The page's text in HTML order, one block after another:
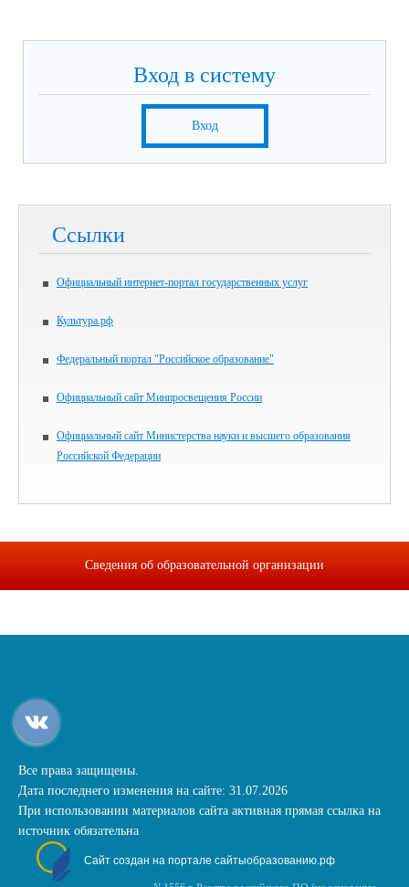
Вход в систему
Вход
Ссылки
Официальный интернет-портал государственных услуг
Культура.рф
Федеральный портал "Российское образование"
Официальный сайт Минпросвещения России
Официальный сайт Министерства науки и высшего образования
Российской Федерации
Сведения об образовательной организации
Все права защищены.
Дата последнего изменения на сайте: 31.07.2026
При использовании материалов сайта активная прямая ссылка на
источник обязательна
Сайт создан на портале сайтыобразованию.рф